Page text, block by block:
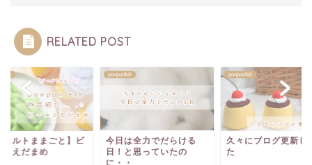
RELATED POST
ェルトままごと】ビ
とえだまめ
ponponfelt
今日は全力でだらける
日！と思っていたの
に・・
ponponfelt
久々にブログ更新し
た